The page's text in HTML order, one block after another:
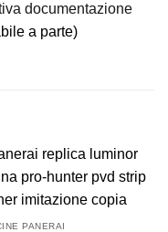
documentazione
a parte)
PANERAI